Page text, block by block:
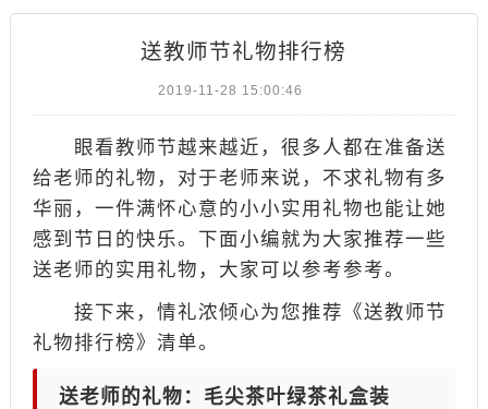
送教师节礼物排行榜
2019-11-28 15:00:46
眼看教师节越来越近，很多人都在准备送
给老师的礼物，对于老师来说，不求礼物有多
华丽，一件满怀心意的小小实用礼物也能让她
感到节日的快乐。下面小编就为大家推荐一些
送老师的实用礼物，大家可以参考参考。
接下来，情礼浓倾心为您推荐《送教师节
礼物排行榜》清单。
送老师的礼物：毛尖茶叶绿茶礼盒装